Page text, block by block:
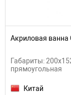
Акриловая ванна
Габариты:
прямоугольная
Китай